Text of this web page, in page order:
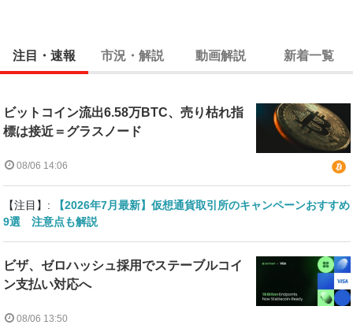
注目・速報 市況・解説 動画解説 新着一覧
ビットコイン流出6.58万BTC、売り枯れ指
標は接近＝グラスノード
08/06 14:06
【注目】:
【2026年7月最新】仮想通貨取引所のキャンペーンおすすめ
9選 注意点も解説
ビザ、ゼロハッシュ採用でステーブルコイ
ン支払い対応へ
08/06 13:50